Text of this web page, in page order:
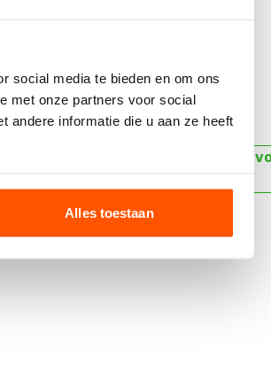
social media te bieden en om ons
met onze partners voor social
andere informatie die u aan ze heeft
Alles toestaan
of speciale wensen app ons dan